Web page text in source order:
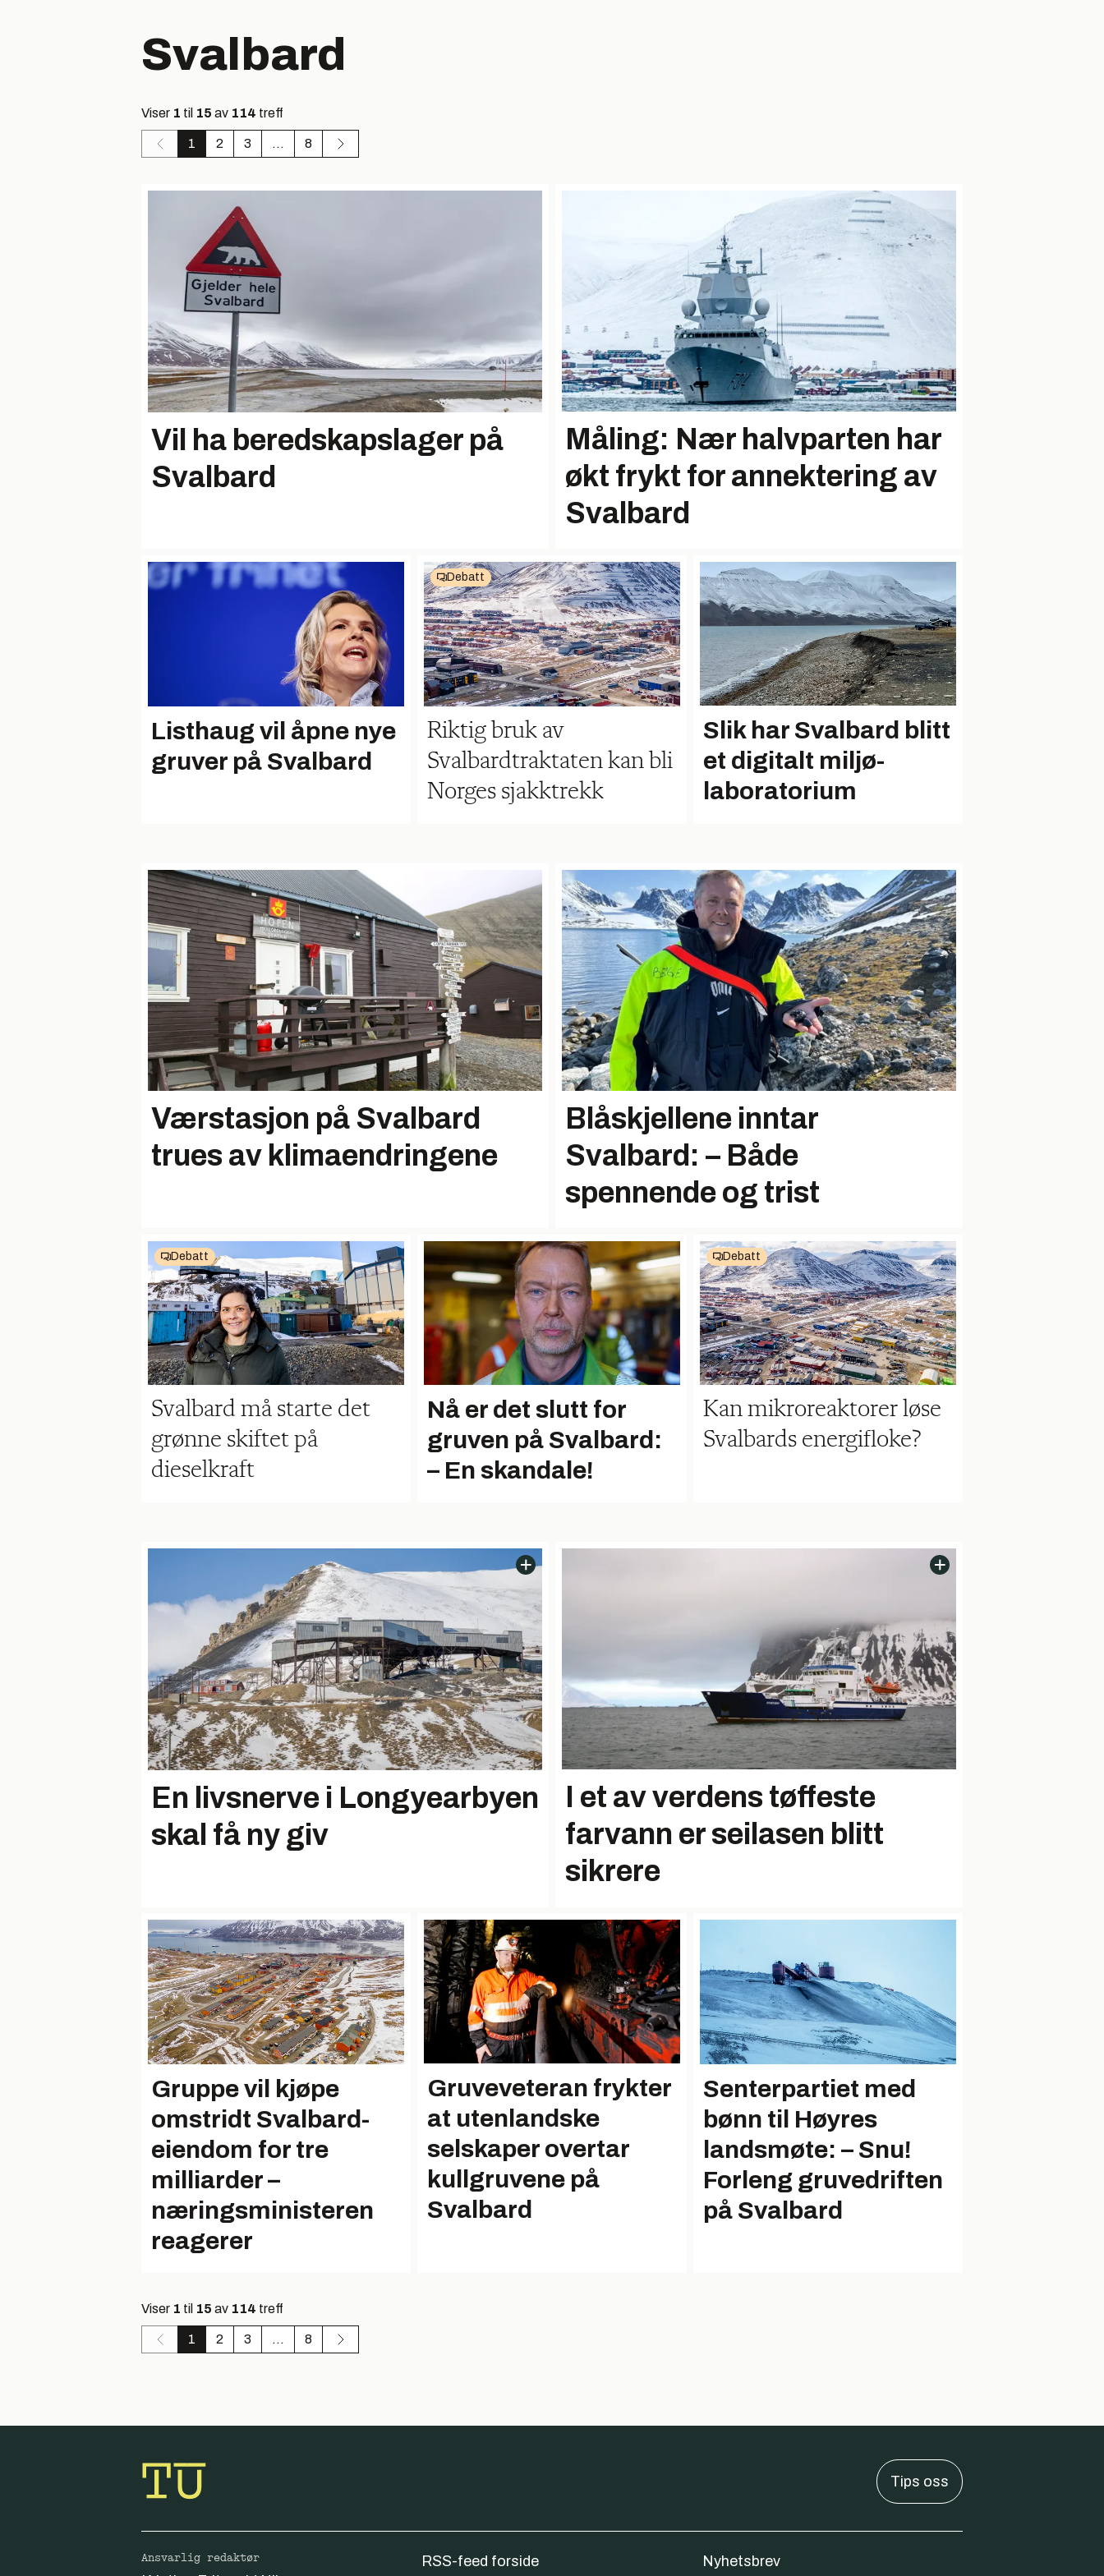
Svalbard
Viser 1 til 15 av 114 treff
1 2 3 ... 8
Vil ha beredskapslager på
Svalbard
Måling: Nær halvparten har
økt frykt for annektering av
Svalbard
Listhaug vil åpne nye
gruver på Svalbard
Debatt
Riktig bruk av
Svalbardtraktaten kan bli
Norges sjakktrekk
Slik har Svalbard blitt
et digitalt miljø-
laboratorium
Værstasjon på Svalbard
trues av klimaendringene
Blåskjellene inntar
Svalbard: – Både
spennende og trist
Debatt
Svalbard må starte det
grønne skiftet på
dieselkraft
Nå er det slutt for
gruven på Svalbard:
– En skandale!
Debatt
Kan mikroreaktorer løse
Svalbards energifloke?
En livsnerve i Longyearbyen
skal få ny giv
I et av verdens tøffeste
farvann er seilasen blitt
sikrere
Gruppe vil kjøpe
omstridt Svalbard-
eiendom for tre
milliarder –
næringsministeren
reagerer
Gruveveteran frykter
at utenlandske
selskaper overtar
kullgruvene på
Svalbard
Senterpartiet med
bønn til Høyres
landsmøte: – Snu!
Forleng gruvedriften
på Svalbard
Viser 1 til 15 av 114 treff
1 2 3 ... 8
Tips oss
Ansvarlig redaktør RSS-feed forside Nyhetsbrev